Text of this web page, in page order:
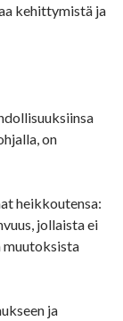
kehittymistä ja
on
heikkoutensa:
jollaista ei
muutoksista
ja